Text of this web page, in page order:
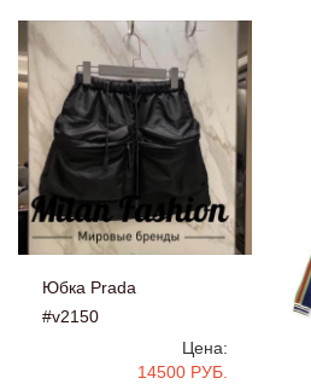
Юбка Prada
#v2150
Цена:
14500 РУБ.